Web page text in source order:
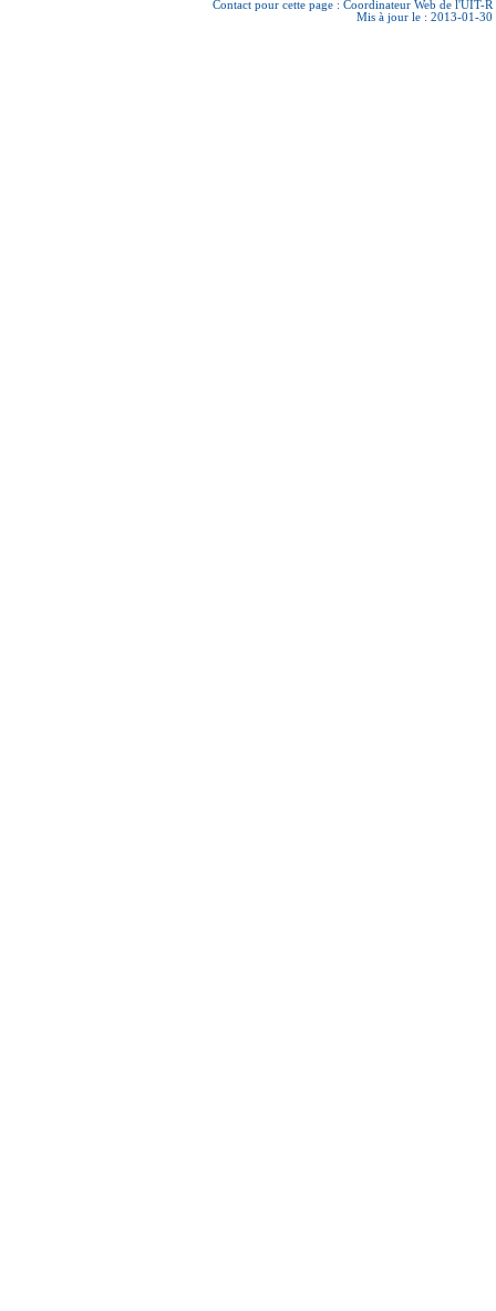
Contact pour cette page : Coordinateur Web de l'UIT-R
Mis à jour le : 2013-01-30